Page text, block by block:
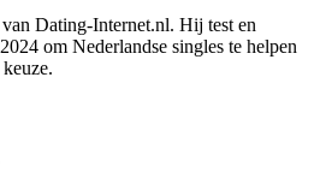
Dating-Internet.nl. Hij test en
om Nederlandse singles te helpen